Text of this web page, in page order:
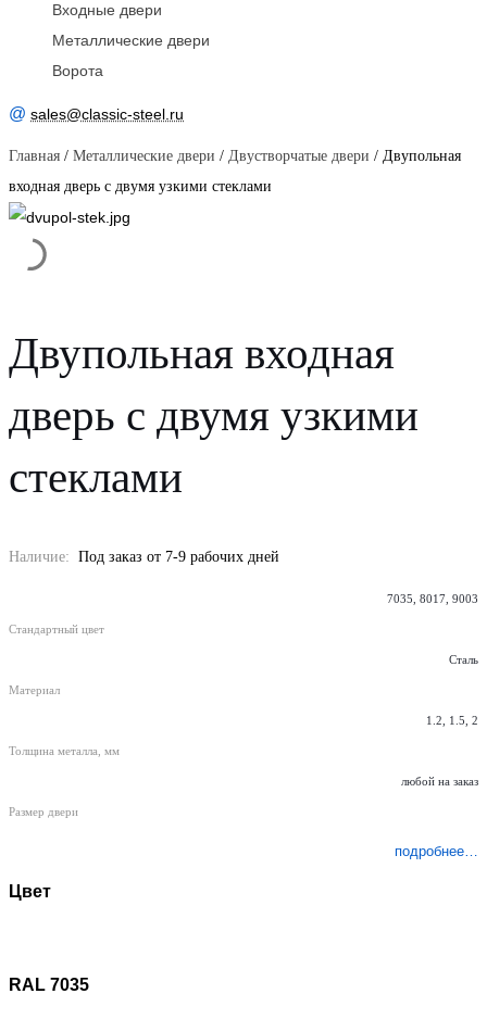
Входные двери
Металлические двери
Ворота
@ sales@classic-steel.ru
Главная / Металлические двери / Двустворчатые двери / Двупольная
входная дверь с двумя узкими стеклами
Двупольная входная
дверь с двумя узкими
стеклами
Наличие: Под заказ от 7-9 рабочих дней
7035, 8017, 9003
Стандартный цвет
Сталь
Материал
1.2, 1.5, 2
Толщина металла, мм
любой на заказ
Размер двери
подробнее…
Цвет
RAL 7035